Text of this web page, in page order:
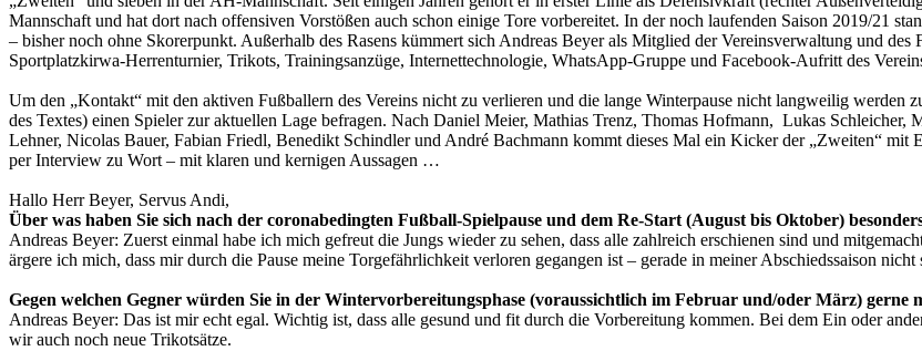
Mannschaft und hat dort nach offensiven Vorstößen auch schon einige Tore vorbereitet. In der noch laufenden Saison 2019/21
– bisher noch ohne Skorerpunkt. Außerhalb des Rasens kümmert sich Andreas Beyer als Mitglied der Vereinsverwaltung und
Sportplatzkirwa-Herrenturnier, Trikots, Trainingsanzüge, Internettechnologie, WhatsApp-Gruppe und Facebook-Aufritt des
Um den „Kontakt“ mit den aktiven Fußballern des Vereins nicht zu verlieren und die lange Winterpause nicht langweilig
des Textes) einen Spieler zur aktuellen Lage befragen. Nach Daniel Meier, Mathias Trenz, Thomas Hofmann, Lukas
Lehner, Nicolas Bauer, Fabian Friedl, Benedikt Schindler und André Bachmann kommt dieses Mal ein Kicker der „Zweiten“
per Interview zu Wort – mit klaren und kernigen Aussagen …
Hallo Herr Beyer, Servus Andi,
Über was haben Sie sich nach der coronabedingten Fußball-Spielpause und dem Re-Start (August bis Oktober)
Andreas Beyer: Zuerst einmal habe ich mich gefreut die Jungs wieder zu sehen, dass alle zahlreich erschienen sind und
ärgere ich mich, dass mir durch die Pause meine Torgefährlichkeit verloren gegangen ist – gerade in meiner Abschiedssaison nicht
Gegen welchen Gegner würden Sie in der Wintervorbereitungsphase (voraussichtlich im Februar und/oder März) gerne
Andreas Beyer: Das ist mir echt egal. Wichtig ist, dass alle gesund und fit durch die Vorbereitung kommen. Bei dem Ein oder
wir auch noch neue Trikotsätze.